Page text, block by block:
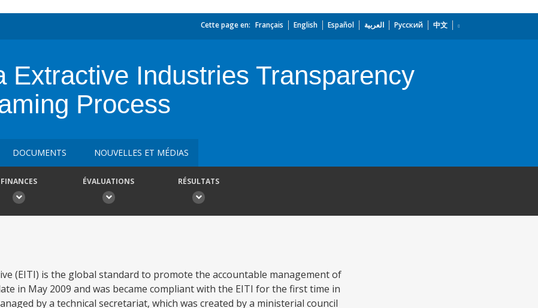
Cette page en: Français English Español العربية Русский 中文
Extractive Industries Transparency
Process
DOCUMENTS NOUVELLES ET MÉDIAS
FINANCES ÉVALUATIONS RÉSULTATS
(EITI) is the global standard to promote the accountable management of
in May 2009 and was became compliant with the EITI for the first time in
by a technical secretariat, which was created by a ministerial council